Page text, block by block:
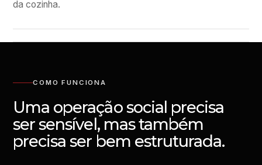
da cozinha.
COMO FUNCIONA
Uma operação social precisa
ser sensível, mas também
precisa ser bem estruturada.